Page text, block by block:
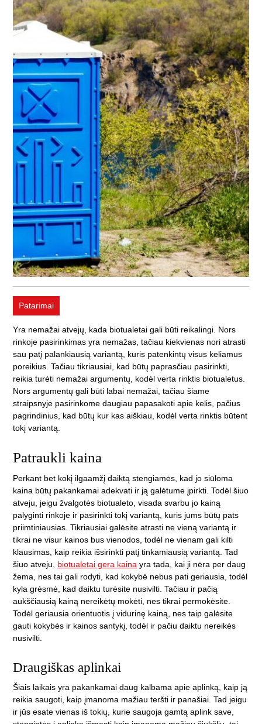
Patarimai
Yra nemažai atvejų, kada biotualetai gali būti reikalingi. Nors
rinkoje pasirinkimas yra nemažas, tačiau kiekvienas nori atrasti
sau patį palankiausią variantą, kuris patenkintų visus keliamus
poreikius. Tačiau tikriausiai, kad būtų paprasčiau pasirinkti,
reikia turėti nemažai argumentų, kodėl verta rinktis biotualetus.
Nors argumentų gali būti labai nemažai, tačiau šiame
straipsnyje pasirinkome daugiau papasakoti apie kelis, pačius
pagrindinius, kad būtų kur kas aiškiau, kodėl verta rinktis būtent
tokį variantą.
Patraukli kaina
Perkant bet kokį ilgaamžį daiktą stengiamės, kad jo siūloma
kaina būtų pakankamai adekvati ir ją galėtume įpirkti. Todėl šiuo
atveju, jeigu žvalgotės biotualeto, visada svarbu jo kainą
palyginti rinkoje ir pasirinkti tokį variantą, kuris jums būtų pats
priimtiniausias. Tikriausiai galėsite atrasti ne vieną variantą ir
tikrai ne visur kainos bus vienodos, todėl ne vienam gali kilti
klausimas, kaip reikia išsirinkti patį tinkamiausią variantą. Tad
šiuo atveju, biotualetai gera kaina yra tada, kai ji nėra per daug
žema, nes tai gali rodyti, kad kokybė nebus pati geriausia, todėl
kyla grėsmė, kad daiktu turėsite nusivilti. Tačiau ir pačią
aukščiausią kainą nereikėtų mokėti, nes tikrai permokėsite.
Todėl geriausia orientuotis į vidurinę kainą, nes taip galėsite
gauti kokybės ir kainos santykį, todėl ir pačiu daiktu nereikės
nusivilti.
Draugiškas aplinkai
Šiais laikais yra pakankamai daug kalbama apie aplinką, kaip ją
reikia saugoti, kaip įmanoma mažiau teršti ir panašiai. Tad jeigu
ir jūs esate vienas iš tokių, kurie saugoja gamtą aplink save,